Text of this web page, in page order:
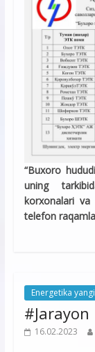
“Buxoro
uning
korxonalari va
telefon
Energetika
#Jarayon
16.02.2023